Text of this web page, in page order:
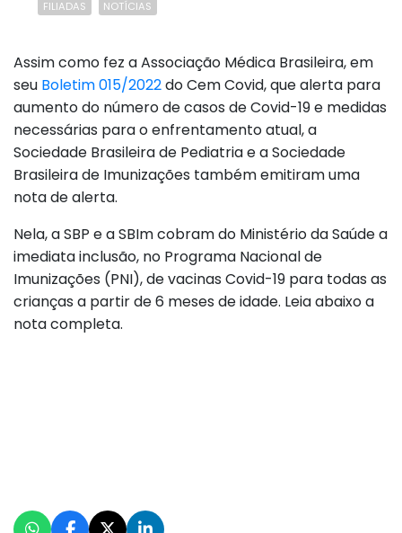
FILIADAS
NOTÍCIAS
Assim como fez a Associação Médica Brasileira, em
seu Boletim 015/2022do Cem Covid, que alerta para
aumento do número de casos de Covid-19 e medidas
necessárias para o enfrentamento atual, a
Sociedade Brasileira de Pediatria e a Sociedade
Brasileira de Imunizações também emitiram uma
nota de alerta.
Nela, a SBP e a SBIm cobram do Ministério da Saúde a
imediata inclusão, no Programa Nacional de
Imunizações (PNI), de vacinas Covid-19 para todas as
crianças a partir de 6 meses de idade. Leia abaixo a
nota completa.